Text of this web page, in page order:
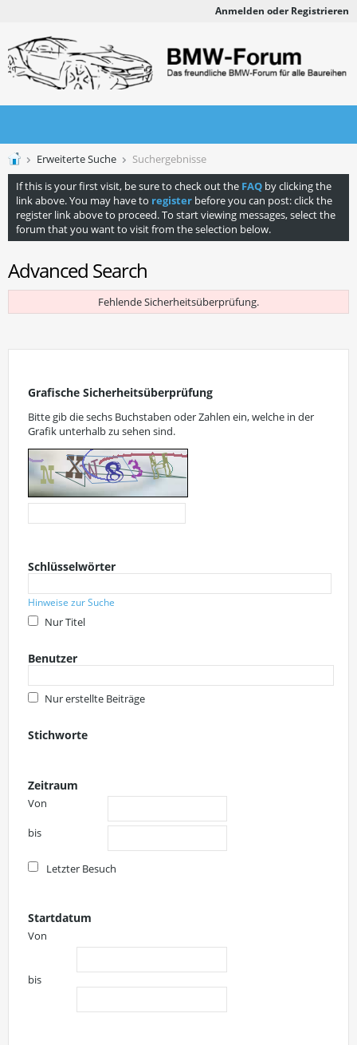
Anmelden oder Registrieren
Erweiterte Suche
Suchergebnisse
If this is your first visit, be sure to check out the FAQ by clicking the
link above. You may have to register before you can post: click the
register link above to proceed. To start viewing messages, select the
forum that you want to visit from the selection below.
Advanced Search
Fehlende Sicherheitsüberprüfung.
Grafische Sicherheitsüberprüfung
Bitte gib die sechs Buchstaben oder Zahlen ein, welche in der
Grafik unterhalb zu sehen sind.
Schlüsselwörter
Hinweise zur Suche
Nur Titel
Benutzer
Nur erstellte Beiträge
Stichworte
Zeitraum
Von
bis
Letzter Besuch
Startdatum
Von
bis